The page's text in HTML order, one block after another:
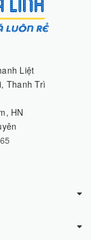
Liệt
Thanh Trì
HN